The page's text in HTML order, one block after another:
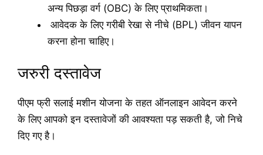
अन्य पिछड़ा वर्ग (OBC) के लिए प्राथमिकता।
आवेदक के लिए गरीबी रेखा से नीचे (BPL) जीवन यापन
करना होना चाहिए।
जरुरी दस्तावेज
पीएम फ्री सलाई मशीन योजना के तहत ऑनलाइन आवेदन करने
के लिए आपको इन दस्तावेजों की आवश्यता पड़ सकती है, जो निचे
दिए गए है।